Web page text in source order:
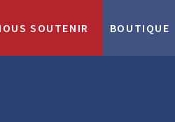
SOUTENIR BOUTIQUE